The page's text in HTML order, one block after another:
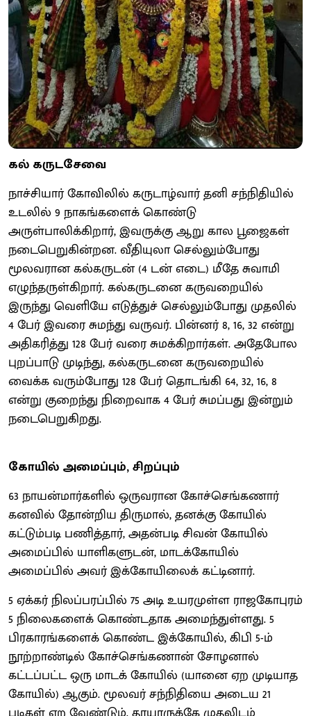
கல் கருடசேவை
நாச்சியார் கோவிலில் கருடாழ்வார் தனி சந்நிதியில்
உடலில் 9 நாகங்களைக் கொண்டு
அருள்பாலிக்கிறார், இவருக்கு ஆறு கால பூஜைகள்
நடைபெறுகின்றன. வீதியுலா செல்லும்போது
மூலவரான கல்கருடன் (4 டன் எடை) மீதே சுவாமி
எழுந்தருள்கிறார். கல்கருடனை கருவறையில்
இருந்து வெளியே எடுத்துச் செல்லும்போது முதலில்
4 பேர் இவரை சுமந்து வருவர். பின்னர் 8, 16, 32 என்று
அதிகரித்து 128 பேர் வரை சுமக்கிறார்கள். அதேபோல
புறப்பாடு முடிந்து, கல்கருடனை கருவறையில்
வைக்க வரும்போது 128 பேர் தொடங்கி 64, 32, 16, 8
என்று குறைந்து நிறைவாக 4 பேர் சுமப்பது இன்றும்
நடைபெறுகிறது.
கோயில் அமைப்பும், சிறப்பும்
63 நாயன்மார்களில் ஒருவரான கோச்செங்கணார்
கனவில் தோன்றிய திருமால், தனக்கு கோயில்
கட்டும்படி பணித்தார், அதன்படி சிவன் கோயில்
அமைப்பில் யாளிகளுடன், மாடக்கோயில்
அமைப்பில் அவர் இக்கோயிலைக் கட்டினார்.
5 ஏக்கர் நிலப்பரப்பில் 75 அடி உயரமுள்ள ராஜகோபுரம்
5 நிலைகளைக் கொண்டதாக அமைந்துள்ளது. 5
பிரகாரங்களைக் கொண்ட இக்கோயில், கிபி 5-ம்
நூற்றாண்டில் கோச்செங்கணான் சோழனால்
கட்டப்பட்ட ஒரு மாடக் கோயில் (யானை ஏற முடியாத
கோயில்) ஆகும். மூலவர் சந்நிதியை அடைய 21